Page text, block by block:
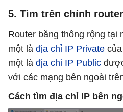
5. Tìm trên chính router
Router băng thông rộng tại
một là địa chỉ IP Private
một là địa chỉ IP Public
với các mạng bên ngoài
Cách tìm địa chỉ IP bên